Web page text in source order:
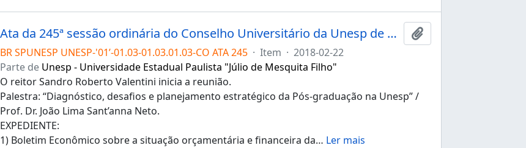
Ata da 245ª sessão ordinária do Conselho Universitário da Unesp de 22/02/2018
Adicionar a área de
BR SPUNESP UNESP-'01’-01.03-01.03.01.03-CO ATA 245 · Item · 2018-02-22
Parte de Unesp - Universidade Estadual Paulista "Júlio de Mesquita Filho"
O reitor Sandro Roberto Valentini inicia a reunião.
Palestra: “Diagnóstico, desafios e planejamento estratégico da Pós-graduação na Unesp” /
Prof. Dr. João Lima Sant’anna Neto.
EXPEDIENTE:
1) Boletim Econômico sobre a situação orçamentária e financeira da… Ler mais